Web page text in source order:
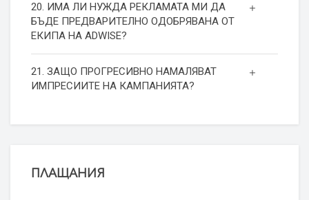
20. ИМА ЛИ НУЖДА РЕКЛАМАТА МИ ДА
БЪДЕ ПРЕДВАРИТЕЛНО ОДОБРЯВАНА ОТ
ЕКИПА НА ADWISE?
21. ЗАЩО ПРОГРЕСИВНО НАМАЛЯВАТ
ИМПРЕСИИТЕ НА КАМПАНИЯТА?
ПЛАЩАНИЯ